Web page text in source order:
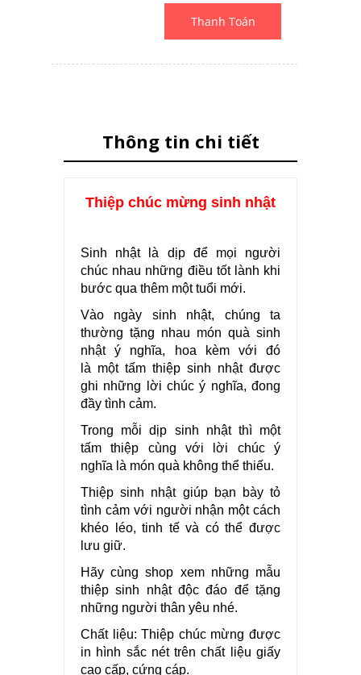
Thanh Toán
Thông tin chi tiết
Thiệp chúc mừng sinh nhật
Sinh nhật là dịp để mọi người
chúc nhau những điều tốt lành khi
bước qua thêm một tuổi mới.
Vào ngày sinh nhật, chúng ta
thường tặng nhau món quà sinh
nhật ý nghĩa, hoa kèm với đó
là một tấm thiệp sinh nhật được
ghi những lời chúc ý nghĩa, đong
đầy tình cảm.
Trong mỗi dịp sinh nhật thì một
tấm thiệp cùng với lời chúc ý
nghĩa là món quà không thể thiếu.
Thiệp sinh nhật giúp bạn bày tỏ
tình cảm với người nhận một cách
khéo léo, tinh tế và có thể được
lưu giữ.
Hãy cùng shop xem những mẫu
thiệp sinh nhật độc đáo để tặng
những người thân yêu nhé.
Chất liệu: Thiệp chúc mừng được
in hình sắc nét trên chất liệu giấy
cao cấp, cứng cáp.